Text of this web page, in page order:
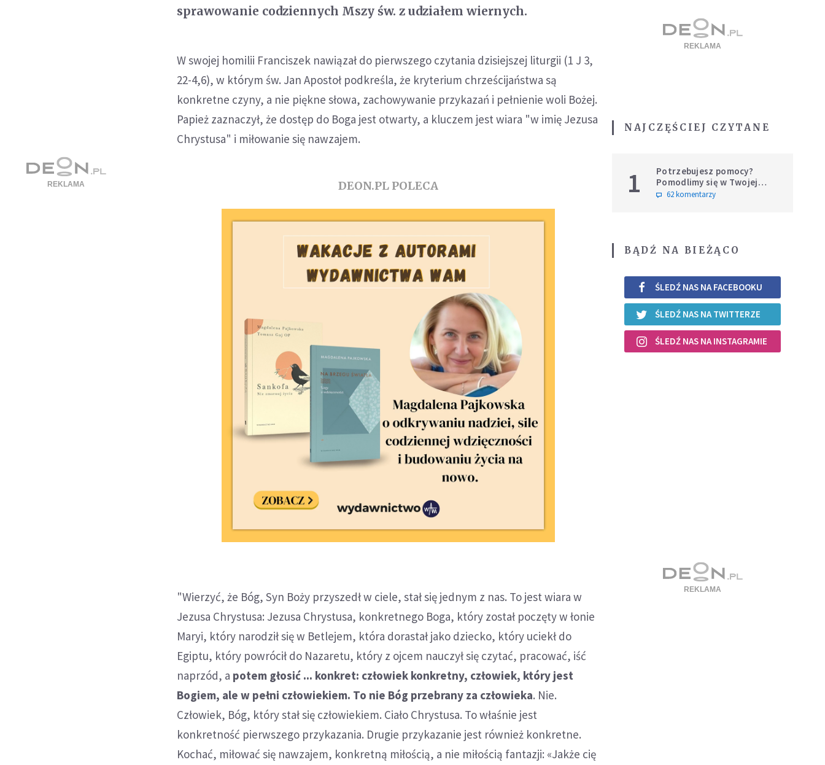
sprawowanie codziennych Mszy św. z udziałem wiernych.
W swojej homilii Franciszek nawiązał do pierwszego czytania dzisiejszej liturgii (1 J 3,
22-4,6), w którym św. Jan Apostoł podkreśla, że kryterium chrześcijaństwa są
konkretne czyny, a nie piękne słowa, zachowywanie przykazań i pełnienie woli Bożej.
Papież zaznaczył, że dostęp do Boga jest otwarty, a kluczem jest wiara "w imię Jezusa
Chrystusa" i miłowanie się nawzajem.
DEON.PL POLECA
"Wierzyć, że Bóg, Syn Boży przyszedł w ciele, stał się jednym z nas. To jest wiara w
Jezusa Chrystusa: Jezusa Chrystusa, konkretnego Boga, który został poczęty w łonie
Maryi, który narodził się w Betlejem, która dorastał jako dziecko, który uciekł do
Egiptu, który powrócił do Nazaretu, który z ojcem nauczył się czytać, pracować, iść
naprzód, a potem głosić ... konkret: człowiek konkretny, człowiek, który jest
Bogiem, ale w pełni człowiekiem. To nie Bóg przebrany za człowieka. Nie.
Człowiek, Bóg, który stał się człowiekiem. Ciało Chrystusa. To właśnie jest
konkretność pierwszego przykazania. Drugie przykazanie jest również konkretne.
Kochać, miłować się nawzajem, konkretną miłością, a nie miłością fantazji: «Jakże cię
NAJCZĘŚCIEJ CZYTANE
1
Potrzebujesz pomocy?
Pomodlimy się w Twojej
intencji
62 komentarzy
BĄDŹ NA BIEŻĄCO
ŚLEDŹ NAS NA FACEBOOKU
ŚLEDŹ NAS NA TWITTERZE
ŚLEDŹ NAS NA INSTAGRAMIE